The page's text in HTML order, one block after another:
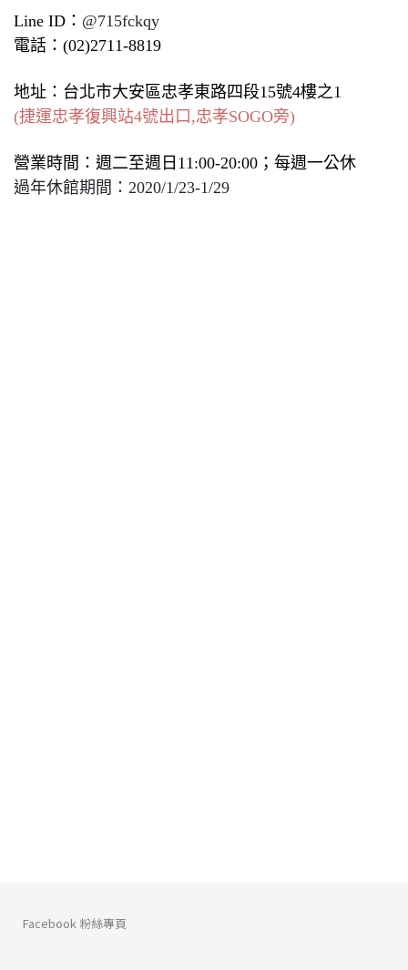
Line ID： @715fckqy
電話：(02)2711-8819
地址：台北市大安區忠孝東路四段15號4樓之1
(捷運忠孝復興站4號出口,忠孝SOGO旁)
營業時間：週二至週日11:00-20:00；每週一公休
過年休館期間：2020/1/23-1/29
Facebook 粉絲專頁